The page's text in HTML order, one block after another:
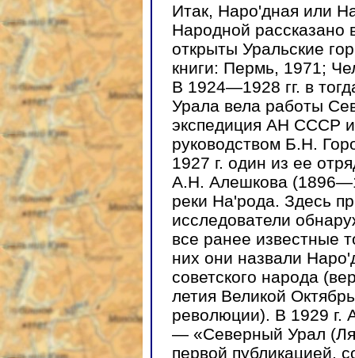
Итак, Наро'дная или
Народной рассказано
открыты Уральские
книги: Пермь, 1971;
В 1924—1928 гг. в
Урала вела работы
экспедиция АН СССР
руководством Б.Н.
1927 г. один из ее
А.Н. Алешкова
реки На'рода. Здесь
исследователи
все ранее известные
них они назвали
советского народа
летия Великой
революции). В 1929 г.
— «Северный Урал
первой публикацией,